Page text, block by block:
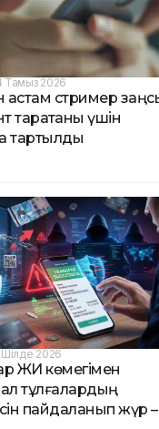
Тамыз 2026
астам стример
таратқаны үшін
тартылды
2026
ЖИ көмегімен
тұлғалардың
пайдаланып жүр –